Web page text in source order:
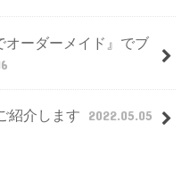
オーダーメイド』でブ
紹介します 2022.05.05